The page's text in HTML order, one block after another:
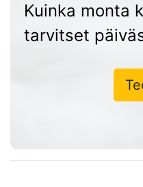
Kuinka monta
tarvitset